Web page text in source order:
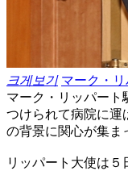
크게보기 マーク・
マーク・リッパート
つけられて病院に運
の背景に関心が集ま
リッパート大使は